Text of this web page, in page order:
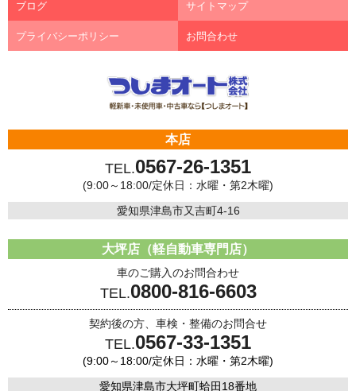
ブログ サイトマップ
プライバシーポリシー お問合わせ
本店
TEL.0567-26-1351
(9:00～18:00/定休日：水曜・第2木曜)
愛知県津島市又吉町4-16
大坪店（軽自動車専門店）
車のご購入のお問合わせ
TEL.0800-816-6603
契約後の方、車検・整備のお問合せ
TEL.0567-33-1351
(9:00～18:00/定休日：水曜・第2木曜)
愛知県津島市大坪町蛤田18番地